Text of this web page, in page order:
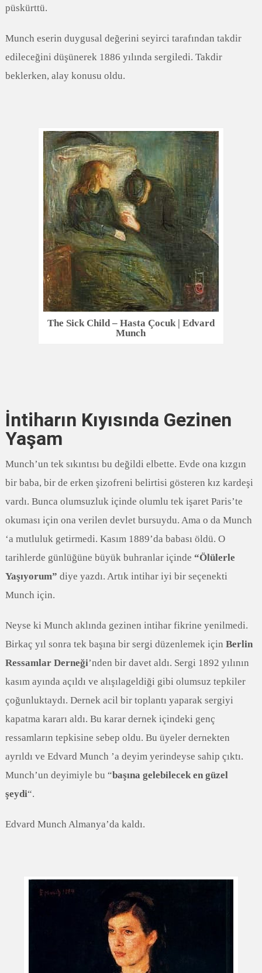
püskürttü.
Munch eserin duygusal değerini seyirci tarafından takdir
edileceğini düşünerek 1886 yılında sergiledi. Takdir
beklerken, alay konusu oldu.
The Sick Child – Hasta Çocuk | Edvard
Munch
İntiharın Kıyısında Gezinen
Yaşam
Munch’un tek sıkıntısı bu değildi elbette. Evde ona kızgın
bir baba, bir de erken şizofreni belirtisi gösteren kız kardeşi
vardı. Bunca olumsuzluk içinde olumlu tek işaret Paris’te
okuması için ona verilen devlet bursuydu. Ama o da Munch
‘a mutluluk getirmedi. Kasım 1889’da babası öldü. O
tarihlerde günlüğüne büyük buhranlar içinde “Ölülerle
Yaşıyorum” diye yazdı. Artık intihar iyi bir seçenekti
Munch için.
Neyse ki Munch aklında gezinen intihar fikrine yenilmedi.
Birkaç yıl sonra tek başına bir sergi düzenlemek için Berlin
Ressamlar Derneği’nden bir davet aldı. Sergi 1892 yılının
kasım ayında açıldı ve alışılageldiği gibi olumsuz tepkiler
çoğunluktaydı. Dernek acil bir toplantı yaparak sergiyi
kapatma kararı aldı. Bu karar dernek içindeki genç
ressamların tepkisine sebep oldu. Bu üyeler dernekten
ayrıldı ve Edvard Munch ’a deyim yerindeyse sahip çıktı.
Munch’un deyimiyle bu “başına gelebilecek en güzel
şeydi“.
Edvard Munch Almanya’da kaldı.